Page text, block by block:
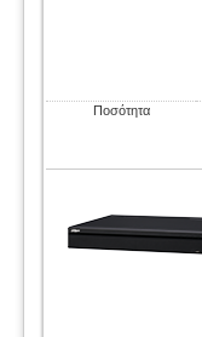
Ποσότητα